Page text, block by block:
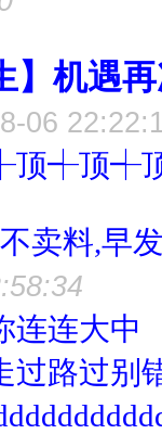
】机遇
06
顶┽顶┽
卖料,早
连连大中
过路过别